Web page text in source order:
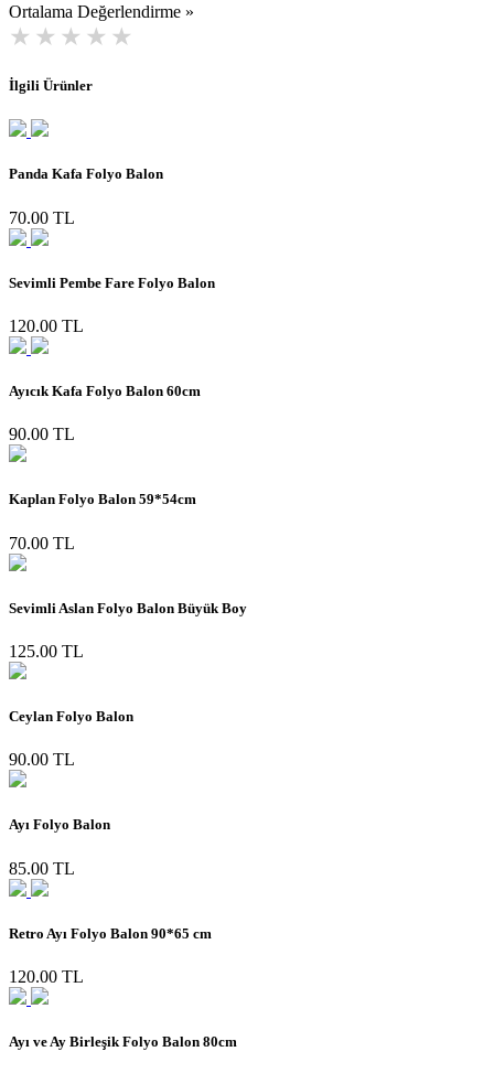
Ortalama Değerlendirme »
İlgili Ürünler
Panda Kafa Folyo Balon
70.00 TL
Sevimli Pembe Fare Folyo Balon
120.00 TL
Ayıcık Kafa Folyo Balon 60cm
90.00 TL
Kaplan Folyo Balon 59*54cm
70.00 TL
Sevimli Aslan Folyo Balon Büyük Boy
125.00 TL
Ceylan Folyo Balon
90.00 TL
Ayı Folyo Balon
85.00 TL
Retro Ayı Folyo Balon 90*65 cm
120.00 TL
Ayı ve Ay Birleşik Folyo Balon 80cm